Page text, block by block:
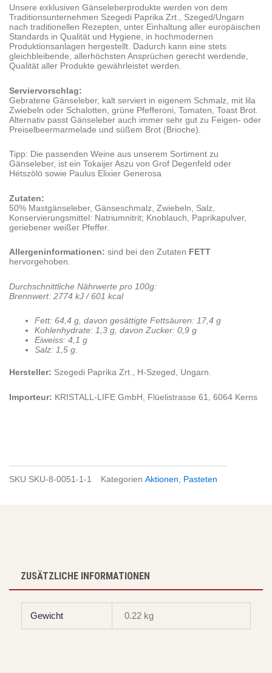
Unsere exklusiven Gänseleberprodukte werden von dem
Traditionsunternehmen Szegedi Paprika Zrt., Szeged/Ungarn
nach traditionellen Rezepten, unter Einhaltung aller europäischen
Standards in Qualität und Hygiene, in hochmodernen
Produktionsanlagen hergestellt. Dadurch kann eine stets
gleichbleibende, allerhöchsten Ansprüchen gerecht werdende,
Qualität aller Produkte gewährleistet werden.
Serviervorschlag:
Gebratene Gänseleber, kalt serviert in eigenem Schmalz, mit lila
Zwiebeln oder Schalotten, grüne Pfefferoni, Tomaten, Toast Brot.
Alternativ passt Gänseleber auch immer sehr gut zu Feigen- oder
Preiselbeermarmelade und süßem Brot (Brioche).
Tipp: Die passenden Weine aus unserem Sortiment zu
Gänseleber, ist ein Tokaijer Aszu von Grof Degenfeld oder
Hétszölö sowie Paulus Elixier Generosa
Zutaten:
50% Mastgänseleber, Gänseschmalz, Zwiebeln, Salz,
Konservierungsmittel: Natriumnitrit; Knoblauch, Paprikapulver,
geriebener weißer Pfeffer.
Allergeninformationen: sind bei den Zutaten FETT
hervorgehoben.
Durchschnittliche Nährwerte pro 100g:
Brennwert: 2774 kJ / 601 kcal
Fett: 64,4 g, davon gesättigte Fettsäuren: 17,4 g
Kohlenhydrate: 1,3 g, davon Zucker: 0,9 g
Eiweiss: 4,1 g
Salz: 1,5 g.
Hersteller: Szegedi Paprika Zrt., H-Szeged, Ungarn.
Importeur: KRISTALL-LIFE GmbH, Flüelistrasse 61, 6064 Kerns
SKU SKU-8-0051-1-1 Kategorien Aktionen Pasteten
ZUSÄTZLICHE INFORMATIONEN
Gewicht 0.22 kg